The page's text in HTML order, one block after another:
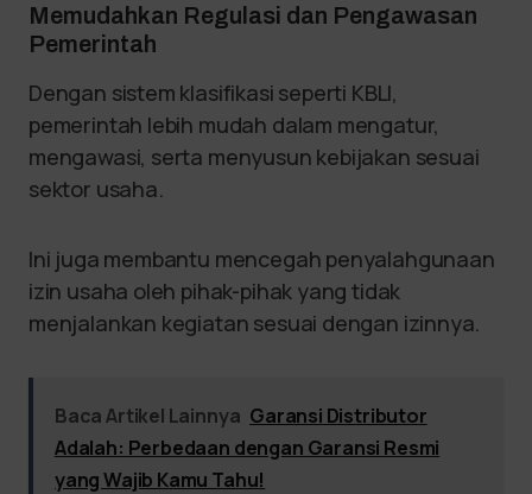
Memudahkan Regulasi dan Pengawasan
Pemerintah
Dengan sistem klasifikasi seperti KBLI,
pemerintah lebih mudah dalam mengatur,
mengawasi, serta menyusun kebijakan sesuai
sektor usaha.
Ini juga membantu mencegah penyalahgunaan
izin usaha oleh pihak-pihak yang tidak
menjalankan kegiatan sesuai dengan izinnya.
Baca Artikel Lainnya Garansi Distributor
Adalah: Perbedaan dengan Garansi Resmi
yang Wajib Kamu Tahu!